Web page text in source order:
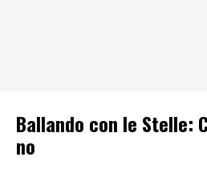
Ballando con le Stelle:
no